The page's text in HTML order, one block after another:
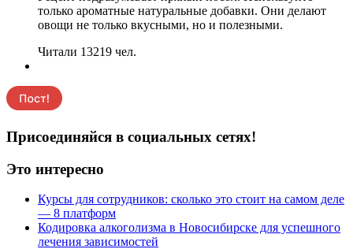
только ароматные натуральные добавки. Они делают
овощи не только вкусными, но и полезными.
Читали 13219 чел.
Присоединяйся в социальных сетях!
Это интересно
Курсы для сотрудников: сколько это стоит на самом деле
— 8 платформ
Кодировка алкоголизма в Новосибирске для успешного
лечения зависимостей